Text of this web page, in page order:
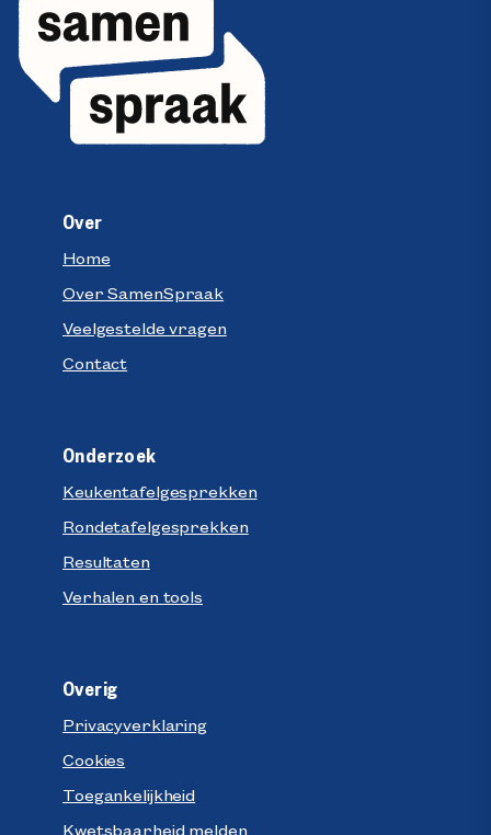
Over
Home
Over SamenSpraak
Veelgestelde vragen
Contact
Onderzoek
Keukentafelgesprekken
Rondetafelgesprekken
Resultaten
Verhalen en tools
Overig
Privacyverklaring
Cookies
Toegankelijkheid
Kwetsbaarheid melden